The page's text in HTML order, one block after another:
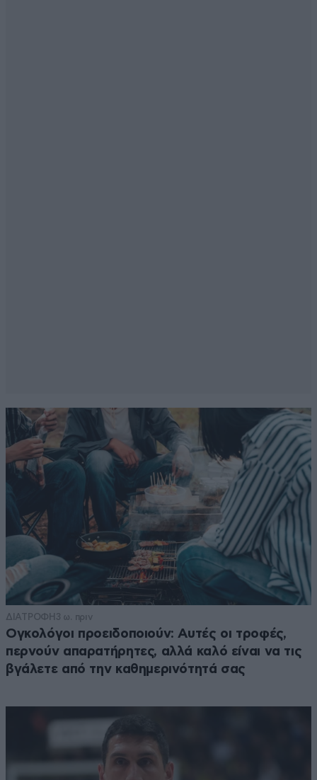
ΔΙΑΤΡΟΦΗ 3 ω. πριν
Ογκολόγοι προειδοποιούν: Αυτές οι τροφές,
περνούν απαρατήρητες, αλλά καλό είναι να τις
βγάλετε από την καθημερινότητά σας